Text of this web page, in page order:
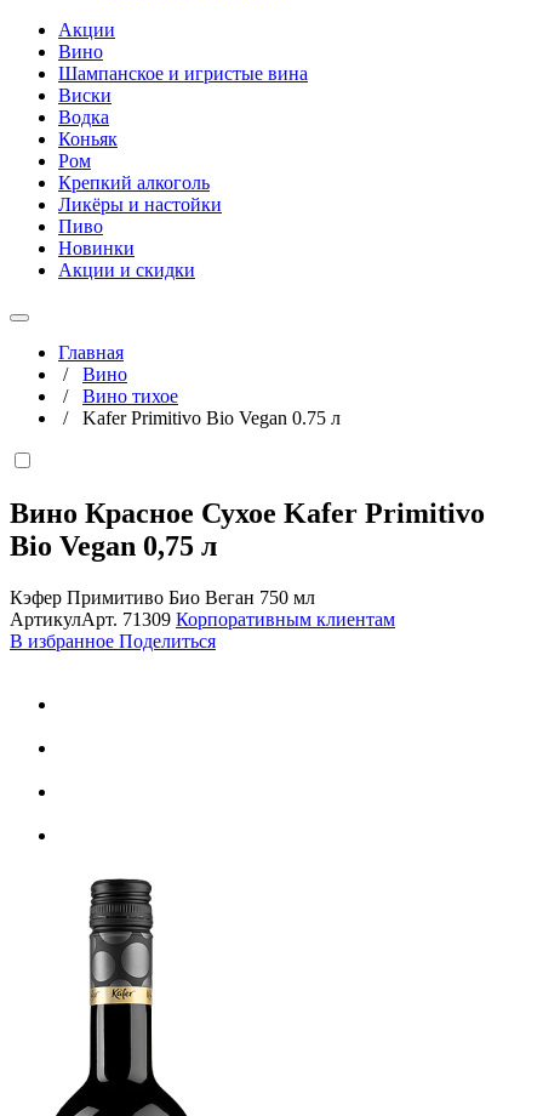
Акции
Вино
Шампанское и игристые вина
Виски
Водка
Коньяк
Ром
Крепкий алкоголь
Ликёры и настойки
Пиво
Новинки
Акции и скидки
Главная
/ Вино
/ Вино тихое
/ Kafer Primitivo Bio Vegan 0.75 л
Вино Красное Сухое Kafer Primitivo
Bio Vegan 0,75 л
Кэфер Примитиво Био Веган 750 мл
АртикулАрт. 71309 Корпоративным клиентам
В избранное Поделиться